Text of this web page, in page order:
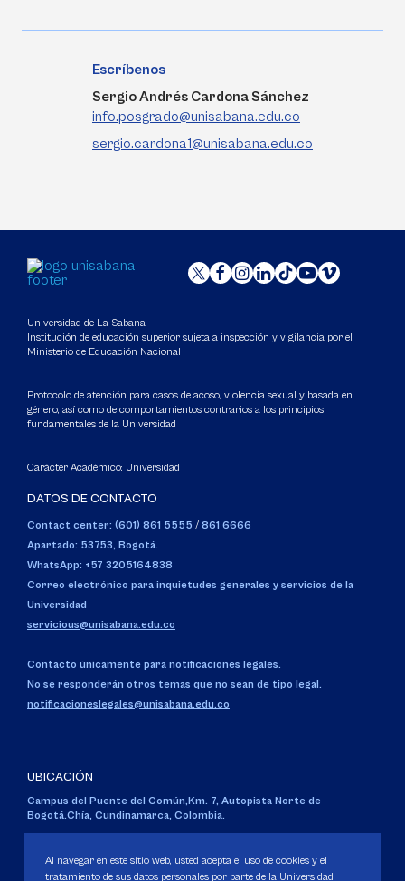
Escríbenos
Sergio Andrés Cardona Sánchez
info.posgrado@unisabana.edu.co
sergio.cardona1@unisabana.edu.co
Universidad de La Sabana
Institución de educación superior sujeta a inspección y vigilancia por el
Ministerio de Educación Nacional
Protocolo de atención para casos de acoso, violencia sexual y basada en
género, así como de comportamientos contrarios a los principios
fundamentales de la Universidad
Carácter Académico: Universidad
DATOS DE CONTACTO
Contact center: (601) 861 5555 / 861 6666
Apartado: 53753, Bogotá.
WhatsApp: +57 3205164838
Correo electrónico para inquietudes generales y servicios de la
Universidad
servicious@unisabana.edu.co
Contacto únicamente para notificaciones legales.
No se responderán otros temas que no sean de tipo legal.
notificacioneslegales@unisabana.edu.co
UBICACIÓN
Campus del Puente del Común,Km. 7, Autopista Norte de
Bogotá.Chía, Cundinamarca, Colombia.
Código SNIES 1711
Personería Jurídica:Resolución 130 del 14 de enero de 1980.
Al navegar en este sitio web, usted acepta el uso de cookies y el
tratamiento de sus datos personales por parte de la Universidad